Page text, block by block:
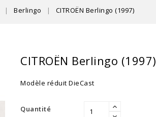
Berlingo CITROËN Berlingo (1997)
CITROËN Berlingo (1997)
Modèle réduit DieCast
Quantité